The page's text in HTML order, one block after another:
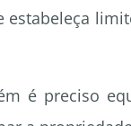
é preciso